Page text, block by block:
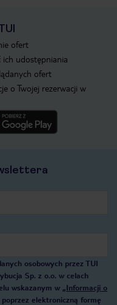
ofert
udostępniania
ofert
o Twojej rezerwacji w
osobowych przez TUI
Sp. z o.o. w celach
wskazanym w „Informacji o
poprzez elektroniczną formę